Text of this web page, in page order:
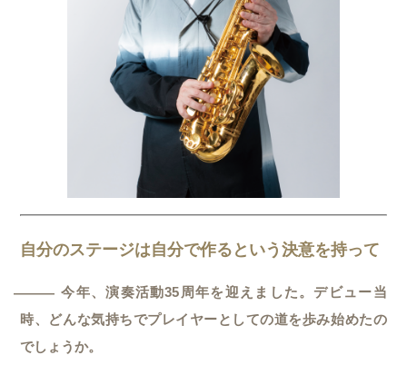
自分のステージは自分で作るという決意を持って
― 今年、演奏活動35周年を迎えました。デビュー当
時、どんな気持ちでプレイヤーとしての道を歩み始めたの
でしょうか。